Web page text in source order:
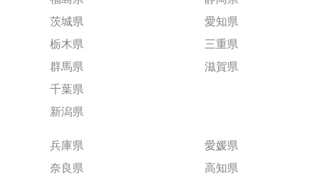
茨城県
栃木県
群馬県
千葉県
新潟県
愛知県
三重県
滋賀県
兵庫県
奈良県
愛媛県
高知県